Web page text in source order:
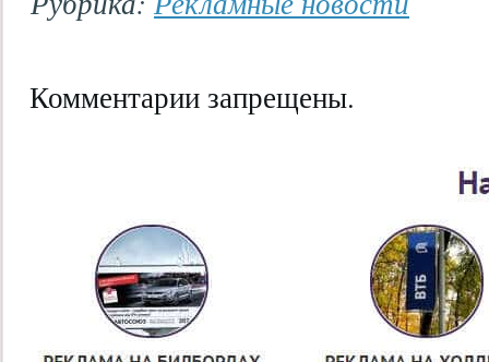
Комментарии запрещены.